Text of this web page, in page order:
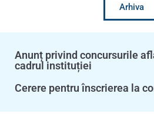
Arhiva
Anunț privind concursurile
cadrul instituției
Cerere pentru înscrierea la